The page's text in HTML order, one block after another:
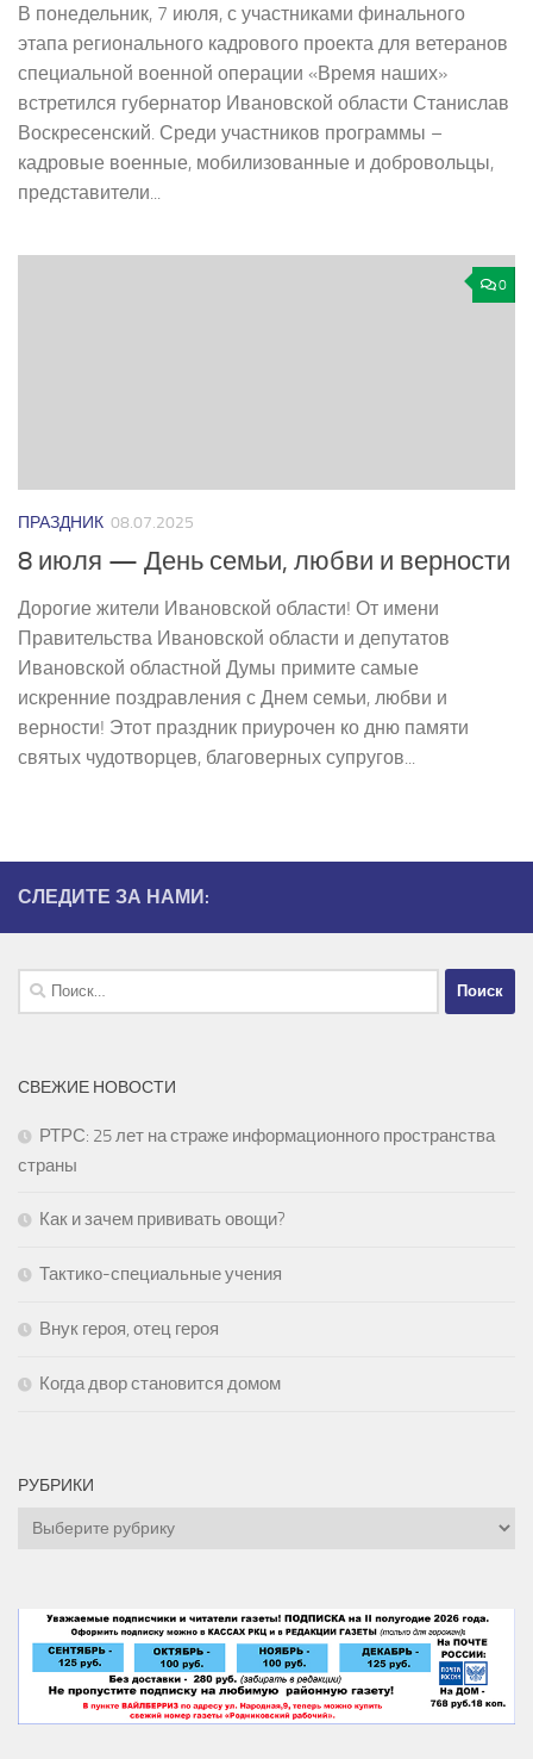
В понедельник, 7 июля, с участниками финального
этапа регионального кадрового проекта для ветеранов
специальной военной операции «Время наших»
встретился губернатор Ивановской области Станислав
Воскресенский. Среди участников программы –
кадровые военные, мобилизованные и добровольцы,
представители...
0
ПРАЗДНИК 08.07.2025
8 июля — День семьи, любви и верности
Дорогие жители Ивановской области! От имени
Правительства Ивановской области и депутатов
Ивановской областной Думы примите самые
искренние поздравления с Днем семьи, любви и
верности! Этот праздник приурочен ко дню памяти
святых чудотворцев, благоверных супругов...
СЛЕДИТЕ ЗА НАМИ:
Найти:
СВЕЖИЕ НОВОСТИ
РТРС: 25 лет на страже информационного пространства
страны
Как и зачем прививать овощи?
Тактико-специальные учения
Внук героя, отец героя
Когда двор становится домом
РУБРИКИ
Рубрики